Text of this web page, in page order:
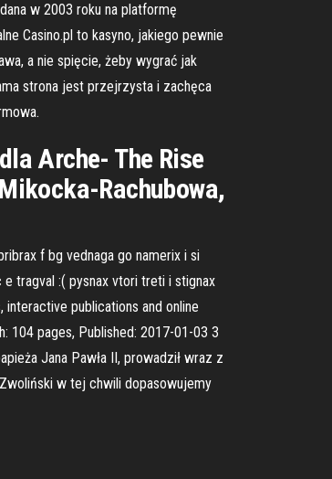
w 2003 roku na platformę
Casino.pl to kasyno, jakiego pewnie
a nie spięcie, żeby wygrać jak
strona jest przejrzysta i zachęca
Arche- The Rise
Rachubowa,
f bg vednaga go namerix i si
tragval :( pysnax vtori treti i stignax
publications and online
104 pages, Published: 2017-01-03 3
Jana Pawła II, prowadził wraz z
w tej chwili dopasowujemy